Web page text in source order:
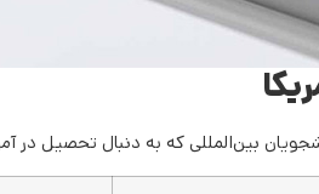
بین‌المللی که به دنبال تحصیل در